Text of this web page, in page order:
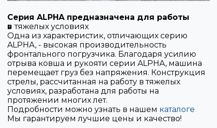
Серия ALPHA предназначена для работы
втяжелых условиях
Одна из характеристик, отличающих серию
ALPHA, - высокая производительность
фронтального погрузчика. Благодаря усилию
отрыва ковша и рукояти серии ALPHA, машина
перемещает груз без напряжения. Конструкция
стрелы, рассчитанная на работу в тяжелых
условиях, разработана для работы на
протяжении многих лет.
Подробности можно узнать в нашем каталоге
Мы гарантируем лучшие цены и качество!